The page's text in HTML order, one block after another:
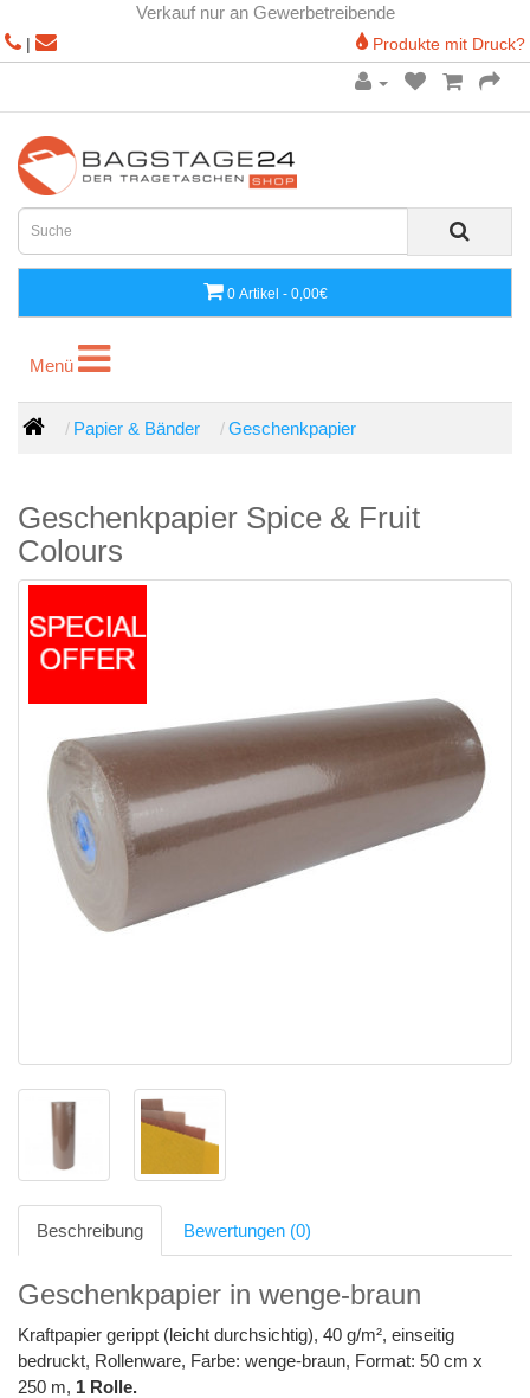
Verkauf nur an Gewerbetreibende
| Produkte mit Druck?
0 Artikel - 0,00€
Menü
Menü
Papier & Bänder Geschenkpapier
Geschenkpapier Spice & Fruit
Colours
Beschreibung Bewertungen (0)
Geschenkpapier in wenge-braun
Kraftpapier gerippt (leicht durchsichtig), 40 g/m², einseitig
bedruckt, Rollenware, Farbe: wenge-braun, Format: 50 cm x
250 m, 1 Rolle.